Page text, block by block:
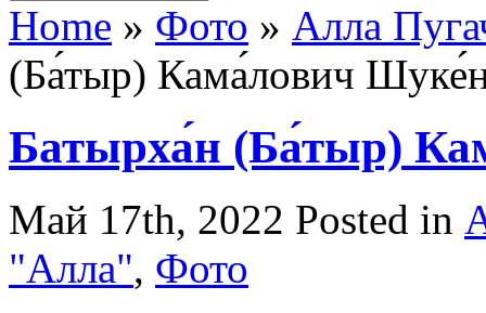
Home » Фото » Алла
(Ба́тыр) Кама́лович
Батырха́н (Ба́тыр)
Май 17th, 2022 Posted in
"Алла", Фото